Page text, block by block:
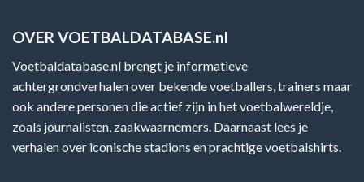
OVER VOETBALDATABASE.nl
Voetbaldatabase.nl brengt je informatieve
achtergrondverhalen over bekende voetballers, trainers maar
ook andere personen die actief zijn in het voetbalwereldje,
zoals journalisten, zaakwaarnemers. Daarnaast lees je
verhalen over iconische stadions en prachtige voetbalshirts.